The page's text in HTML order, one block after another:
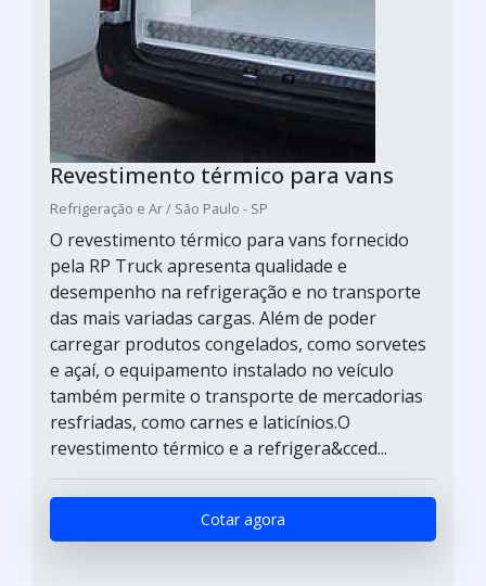
Revestimento térmico para vans
Refrigeração e Ar / São Paulo - SP
O revestimento térmico para vans fornecido
pela RP Truck apresenta qualidade e
desempenho na refrigeração e no transporte
das mais variadas cargas. Além de poder
carregar produtos congelados, como sorvetes
e açaí, o equipamento instalado no veículo
também permite o transporte de mercadorias
resfriadas, como carnes e laticínios.O
revestimento térmico e a refrigera&cced...
Cotar agora